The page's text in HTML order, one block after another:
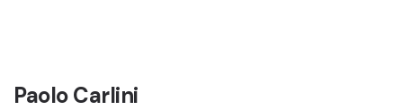
Paolo Carlini